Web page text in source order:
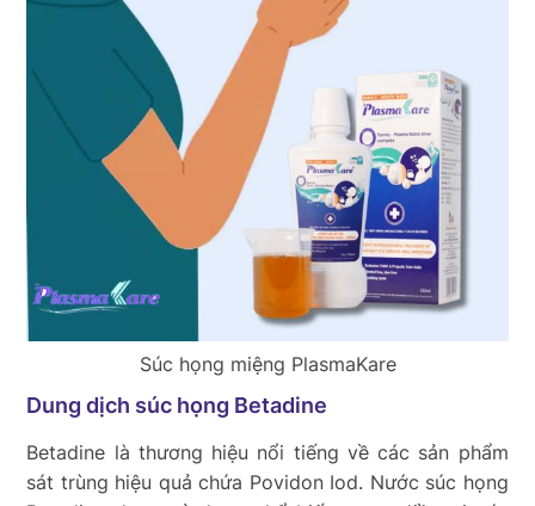
Súc họng miệng PlasmaKare
Dung dịch súc họng Betadine
Betadine là thương hiệu nổi tiếng về các sản phẩm
sát trùng hiệu quả chứa Povidon Iod. Nước súc họng